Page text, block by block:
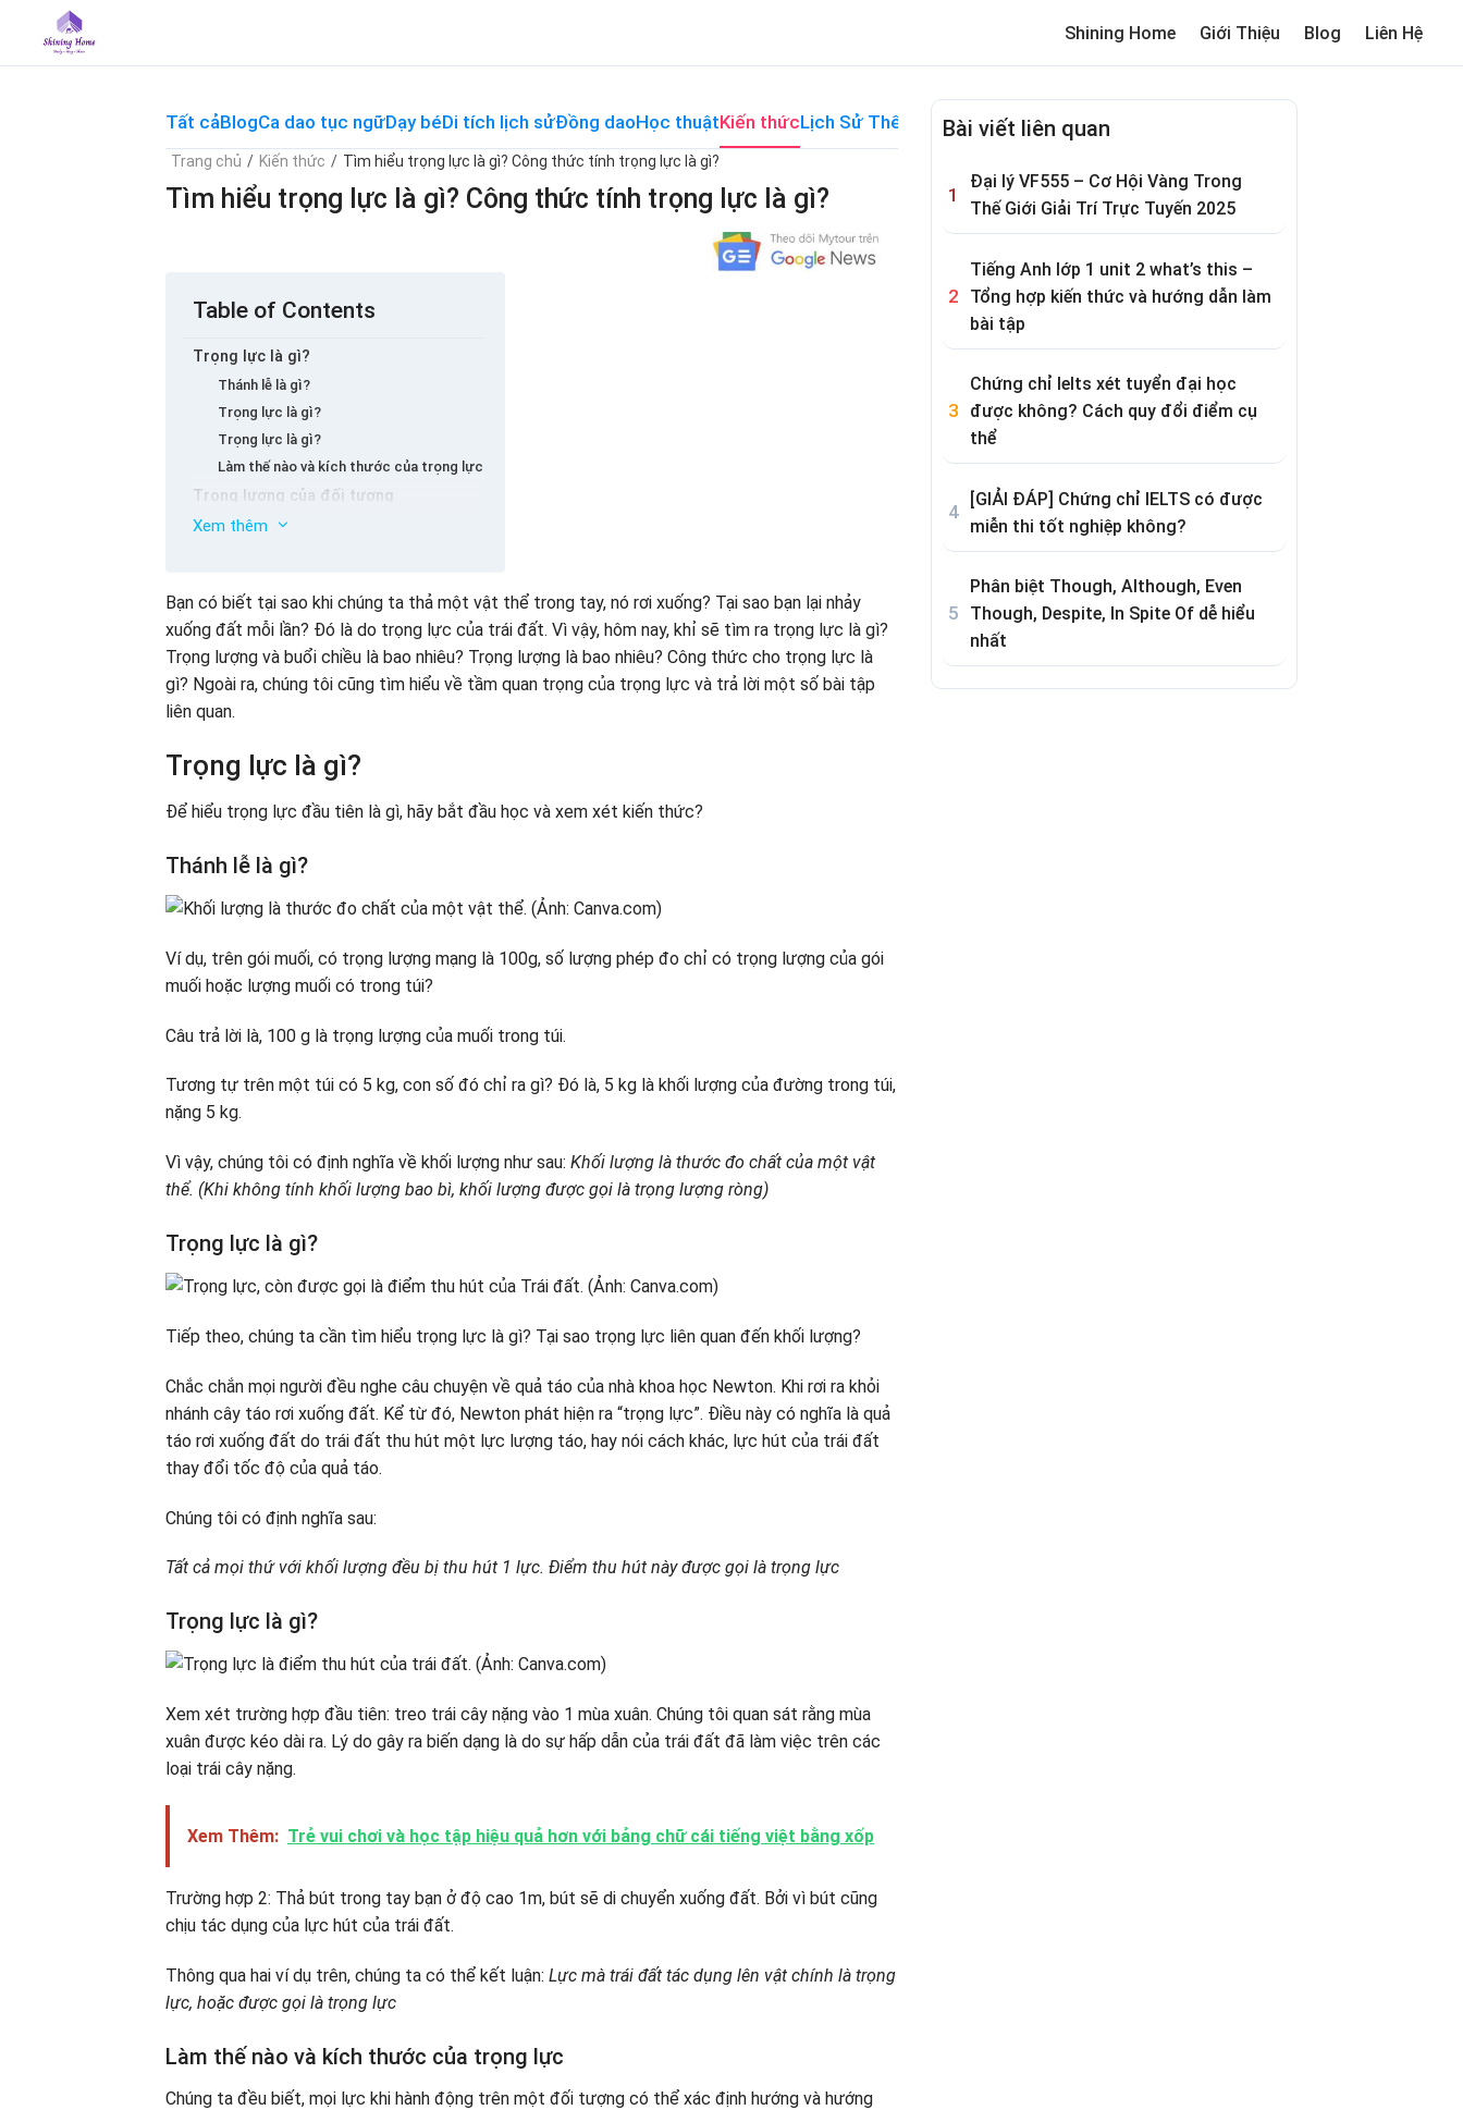
content
Shining Home Giới Thiệu Blog Liên Hệ
Tất cảBlogCa dao tục ngữDạy béDi tích lịch sửĐồng daoHọc thuậtKiến thứcLịch Sử Thế Giới MemeReview trường cho bé
Trang chủ / Kiến thức / Tìm hiểu trọng lực là gì? Công thức tính trọng lực là gì?
Tìm hiểu trọng lực là gì? Công thức tính trọng lực là gì?
Table of Contents
Trọng lực là gì?
Thánh lễ là gì?
Trọng lực là gì?
Trọng lực là gì?
Làm thế nào và kích thước của trọng lực
Trọng lượng của đối tượng
Trọng lực là gì
Công thức tính trọng lực
Câu hỏi & bài tập trọng lực
Xem thêm
Bạn có biết tại sao khi chúng ta thả một vật thể trong tay, nó rơi xuống? Tại sao bạn lại nhảy
xuống đất mỗi lần? Đó là do trọng lực của trái đất. Vì vậy, hôm nay, khỉ sẽ tìm ra trọng lực là gì?
Trọng lượng và buổi chiều là bao nhiêu? Trọng lượng là bao nhiêu? Công thức cho trọng lực là
gì? Ngoài ra, chúng tôi cũng tìm hiểu về tầm quan trọng của trọng lực và trả lời một số bài tập
liên quan.
Trọng lực là gì?
Để hiểu trọng lực đầu tiên là gì, hãy bắt đầu học và xem xét kiến ​​thức?
Thánh lễ là gì?
Ví dụ, trên gói muối, có trọng lượng mạng là 100g, số lượng phép đo chỉ có trọng lượng của gói
muối hoặc lượng muối có trong túi?
Câu trả lời là, 100 g là trọng lượng của muối trong túi.
Tương tự trên một túi có 5 kg, con số đó chỉ ra gì? Đó là, 5 kg là khối lượng của đường trong túi,
nặng 5 kg.
Vì vậy, chúng tôi có định nghĩa về khối lượng như sau: Khối lượng là thước đo chất của một vật
thể. (Khi không tính khối lượng bao bì, khối lượng được gọi là trọng lượng ròng)
Trọng lực là gì?
Tiếp theo, chúng ta cần tìm hiểu trọng lực là gì? Tại sao trọng lực liên quan đến khối lượng?
Chắc chắn mọi người đều nghe câu chuyện về quả táo của nhà khoa học Newton. Khi rơi ra khỏi
nhánh cây táo rơi xuống đất. Kể từ đó, Newton phát hiện ra “trọng lực”. Điều này có nghĩa là quả
táo rơi xuống đất do trái đất thu hút một lực lượng táo, hay nói cách khác, lực hút của trái đất
thay đổi tốc độ của quả táo.
Chúng tôi có định nghĩa sau:
Tất cả mọi thứ với khối lượng đều bị thu hút 1 lực. Điểm thu hút này được gọi là trọng lực
Trọng lực là gì?
Xem xét trường hợp đầu tiên: treo trái cây nặng vào 1 mùa xuân. Chúng tôi quan sát rằng mùa
xuân được kéo dài ra. Lý do gây ra biến dạng là do sự hấp dẫn của trái đất đã làm việc trên các
loại trái cây nặng.
Xem Thêm: Trẻ vui chơi và học tập hiệu quả hơn với bảng chữ cái tiếng việt bằng xốp
Trường hợp 2: Thả bút trong tay bạn ở độ cao 1m, bút sẽ di chuyển xuống đất. Bởi vì bút cũng
chịu tác dụng của lực hút của trái đất.
Thông qua hai ví dụ trên, chúng ta có thể kết luận: Lực mà trái đất tác dụng lên vật chính là trọng
lực, hoặc được gọi là trọng lực
Làm thế nào và kích thước của trọng lực
Chúng ta đều biết, mọi lực khi hành động trên một đối tượng có thể xác định hướng và hướng
Bài viết liên quan
Đại lý VF555 – Cơ Hội Vàng Trong
Thế Giới Giải Trí Trực Tuyến 2025
Tiếng Anh lớp 1 unit 2 what’s this –
Tổng hợp kiến thức và hướng dẫn làm
bài tập
Chứng chỉ Ielts xét tuyển đại học
được không? Cách quy đổi điểm cụ
thể
[GIẢI ĐÁP] Chứng chỉ IELTS có được
miễn thi tốt nghiệp không?
Phân biệt Though, Although, Even
Though, Despite, In Spite Of dễ hiểu
nhất